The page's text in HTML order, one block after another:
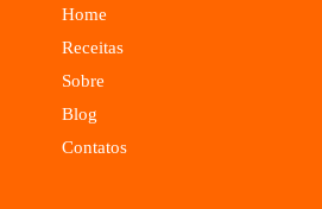
Home
Receitas
Sobre
Blog
Contatos